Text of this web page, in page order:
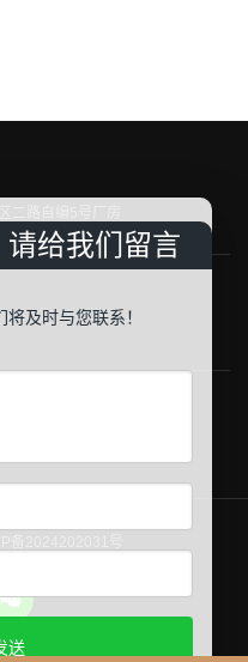
二路自编5号厂房
给我们留言
及时与您联系！